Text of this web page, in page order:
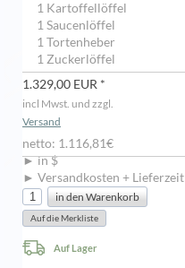
1 Kartoffellöffel
1 Saucenlöffel
1 Tortenheber
1 Zuckerlöffel
1.329,00 EUR *
incl Mwst. und zzgl.
Versand
netto: 1.116,81€
► in $
► Versandkosten + Lieferzeit
Auf Lager